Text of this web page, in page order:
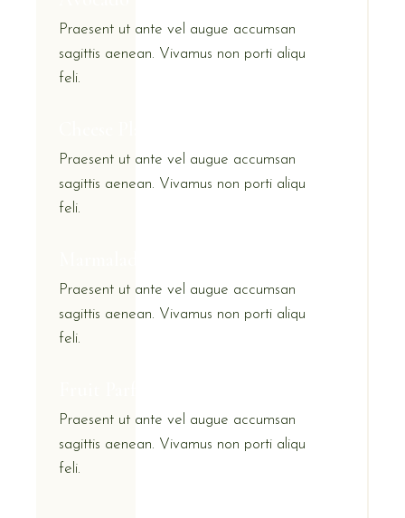
Praesent ut ante vel augue accumsan
sagittis aenean. Vivamus non porti aliqu
feli.
Praesent ut ante vel augue accumsan
sagittis aenean. Vivamus non porti aliqu
feli.
Praesent ut ante vel augue accumsan
sagittis aenean. Vivamus non porti aliqu
feli.
Praesent ut ante vel augue accumsan
sagittis aenean. Vivamus non porti aliqu
feli.